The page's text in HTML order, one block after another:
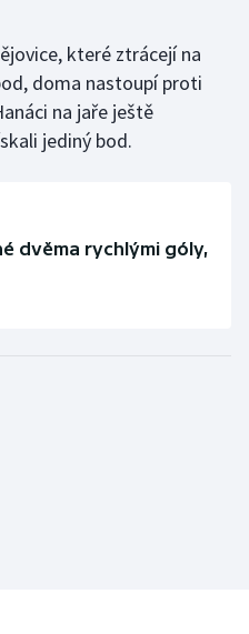
které ztrácejí na
doma nastoupí proti
na jaře ještě
jediný bod.
dvěma rychlými góly,